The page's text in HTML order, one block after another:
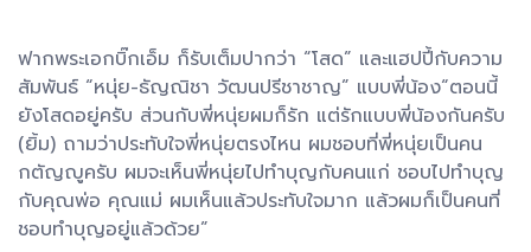
​ฟากพระเอกบิ๊กเอ็ม ก็รับเต็มปากว่า “โสด” และแฮปปี้กับความ
สัมพันธ์ “หนุ่ย-ธัญณิชา วัฒนปรีชาชาญ” แบบพี่น้อง“ตอนนี้
ยังโสดอยู่ครับ ส่วนกับพี่หนุ่ยผมก็รัก แต่รักแบบพี่น้องกันครับ
(ยิ้ม) ถามว่าประทับใจพี่หนุ่ยตรงไหน ผมชอบที่พี่หนุ่ยเป็นคน
กตัญญูครับ ผมจะเห็นพี่หนุ่ยไปทำบุญกับคนแก่ ชอบไปทำบุญ
กับคุณพ่อ คุณแม่ ผมเห็นแล้วประทับใจมาก แล้วผมก็เป็นคนที่
ชอบทำบุญอยู่แล้วด้วย”